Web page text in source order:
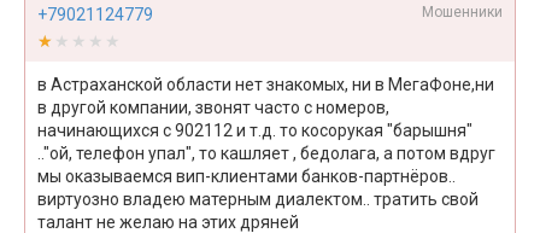
+79021124779 Мошенники
★★★★★
★★★★★
в Астраханской области нет знакомых, ни в МегаФоне,ни
в другой компании, звонят часто с номеров,
начинающихся с 902112 и т.д. то косорукая "барышня"
.."ой, телефон упал", то кашляет , бедолага, а потом вдруг
мы оказываемся вип-клиентами банков-партнёров..
виртуозно владею матерным диалектом.. тратить свой
талант не желаю на этих дряней